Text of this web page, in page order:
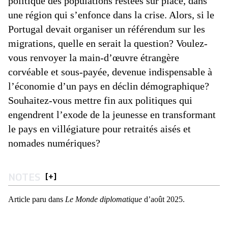
une région qui s’enfonce dans la crise. Alors, si le
Portugal devait organiser un référendum sur les
migrations, quelle en serait la question? Voulez-
vous renvoyer la main-d’œuvre étrangère
corvéable et sous-payée, devenue indispensable à
l’économie d’un pays en déclin démographique?
Souhaitez-vous mettre fin aux politiques qui
engendrent l’exode de la jeunesse en transformant
le pays en villégiature pour retraités aisés et
nomades numériques?
NOTES [+]
Article paru dans Le Monde diplomatique d’août 2025.